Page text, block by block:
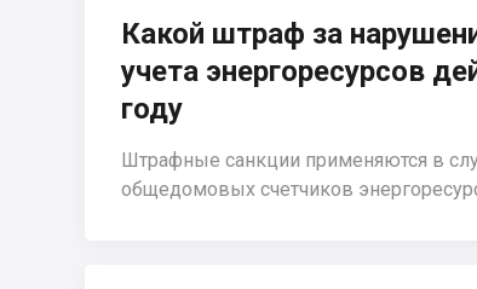
Какой штраф за
учета энергоресурсов
году
Штрафные санкции применяются в
общедомовых счетчиков